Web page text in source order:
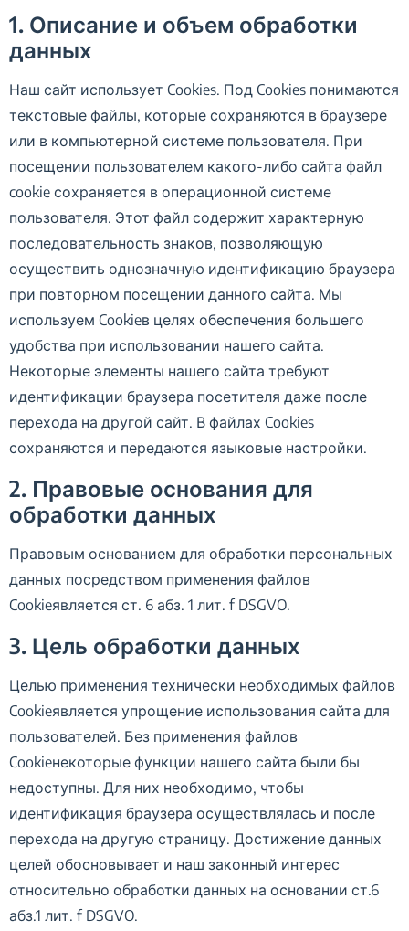
1. Описание и объем обработки
данных
Наш сайт использует Cookies. Под Cookies понимаются
текстовые файлы, которые сохраняются в браузере
или в компьютерной системе пользователя. При
посещении пользователем какого-либо сайта файл
cookie сохраняется в операционной системе
пользователя. Этот файл содержит характерную
последовательность знаков, позволяющую
осуществить однозначную идентификацию браузера
при повторном посещении данного сайта. Мы
используем Cookieв целях обеспечения большего
удобства при использовании нашего сайта.
Некоторые элементы нашего сайта требуют
идентификации браузера посетителя даже после
перехода на другой сайт. В файлах Cookies
сохраняются и передаются языковые настройки.
2. Правовые основания для
обработки данных
Правовым основанием для обработки персональных
данных посредством применения файлов
Cookieявляется ст. 6 абз. 1 лит. f DSGVO.
3. Цель обработки данных
Целью применения технически необходимых файлов
Cookieявляется упрощение использования сайта для
пользователей. Без применения файлов
Cookieнекоторые функции нашего сайта были бы
недоступны. Для них необходимо, чтобы
идентификация браузера осуществлялась и после
перехода на другую страницу. Достижение данных
целей обосновывает и наш законный интерес
относительно обработки данных на основании ст.6
абз.1 лит. f DSGVO.